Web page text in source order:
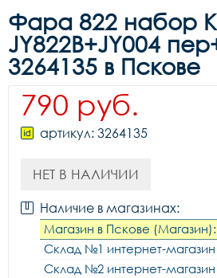
Фара 822 набор
JY822В+JY004
3264135 в Пскове
790 руб.
артикул: 3264135
НЕТ В НАЛИЧИИ
Наличие в магазинах:
Магазин в Пскове
Склад №1 интернет-
Склад №2 интернет-